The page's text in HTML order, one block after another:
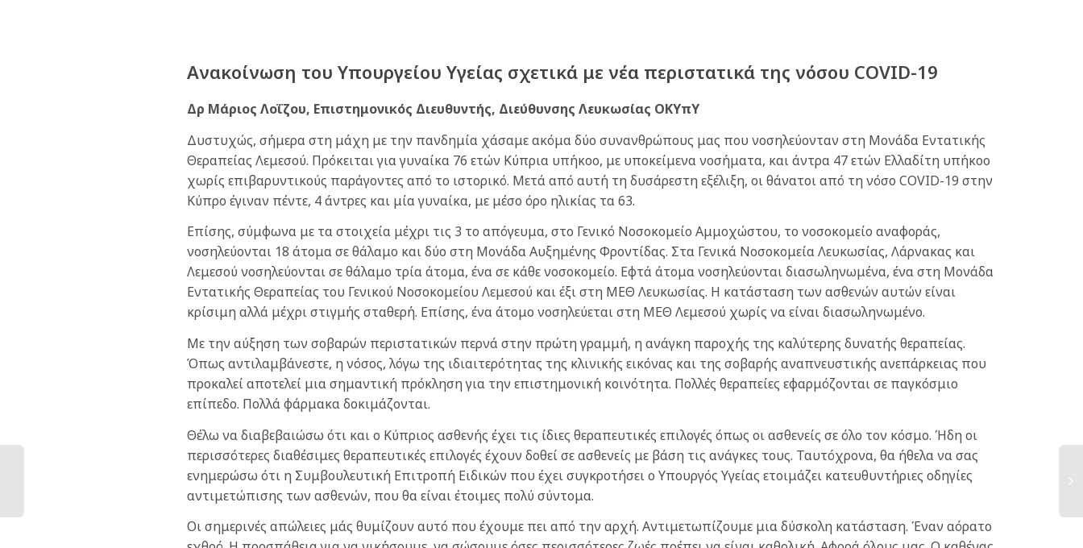
Ανακοίνωση του Υπουργείου Υγείας σχετικά με νέα περιστατικά της νόσου COVID-19
Δρ Μάριος Λοΐζου, Επιστημονικός Διευθυντής, Διεύθυνσης Λευκωσίας ΟΚΥπΥ
Δυστυχώς, σήμερα στη μάχη με την πανδημία χάσαμε ακόμα δύο συνανθρώπους μας που νοσηλεύονταν στη Μονάδα Εντατικής
Θεραπείας Λεμεσού. Πρόκειται για γυναίκα 76 ετών Κύπρια υπήκοο, με υποκείμενα νοσήματα, και άντρα 47 ετών Ελλαδίτη υπήκοο
χωρίς επιβαρυντικούς παράγοντες από το ιστορικό. Μετά από αυτή τη δυσάρεστη εξέλιξη, οι θάνατοι από τη νόσο COVID-19 στην
Κύπρο έγιναν πέντε, 4 άντρες και μία γυναίκα, με μέσο όρο ηλικίας τα 63.
Επίσης, σύμφωνα με τα στοιχεία μέχρι τις 3 το απόγευμα, στο Γενικό Νοσοκομείο Αμμοχώστου, το νοσοκομείο αναφοράς,
νοσηλεύονται 18 άτομα σε θάλαμο και δύο στη Μονάδα Αυξημένης Φροντίδας. Στα Γενικά Νοσοκομεία Λευκωσίας, Λάρνακας και
Λεμεσού νοσηλεύονται σε θάλαμο τρία άτομα, ένα σε κάθε νοσοκομείο. Εφτά άτομα νοσηλεύονται διασωληνωμένα, ένα στη Μονάδα
Εντατικής Θεραπείας του Γενικού Νοσοκομείου Λεμεσού και έξι στη ΜΕΘ Λευκωσίας. Η κατάσταση των ασθενών αυτών είναι
κρίσιμη αλλά μέχρι στιγμής σταθερή. Επίσης, ένα άτομο νοσηλεύεται στη ΜΕΘ Λεμεσού χωρίς να είναι διασωληνωμένο.
Με την αύξηση των σοβαρών περιστατικών περνά στην πρώτη γραμμή, η ανάγκη παροχής της καλύτερης δυνατής θεραπείας.
Όπως αντιλαμβάνεστε, η νόσος, λόγω της ιδιαιτερότητας της κλινικής εικόνας και της σοβαρής αναπνευστικής ανεπάρκειας που
προκαλεί αποτελεί μια σημαντική πρόκληση για την επιστημονική κοινότητα. Πολλές θεραπείες εφαρμόζονται σε παγκόσμιο
επίπεδο. Πολλά φάρμακα δοκιμάζονται.
Θέλω να διαβεβαιώσω ότι και ο Κύπριος ασθενής έχει τις ίδιες θεραπευτικές επιλογές όπως οι ασθενείς σε όλο τον κόσμο. Ήδη οι
περισσότερες διαθέσιμες θεραπευτικές επιλογές έχουν δοθεί σε ασθενείς με βάση τις ανάγκες τους. Ταυτόχρονα, θα ήθελα να σας
ενημερώσω ότι η Συμβουλευτική Επιτροπή Ειδικών που έχει συγκροτήσει ο Υπουργός Υγείας ετοιμάζει κατευθυντήριες οδηγίες
αντιμετώπισης των ασθενών, που θα είναι έτοιμες πολύ σύντομα.
Οι σημερινές απώλειες μάς θυμίζουν αυτό που έχουμε πει από την αρχή. Αντιμετωπίζουμε μια δύσκολη κατάσταση. Έναν αόρατο